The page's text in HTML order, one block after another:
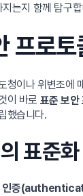
는지 함께 탐구
프로
이나 위변조
이 바로 표준 보안
했습니다.
표준화
인증